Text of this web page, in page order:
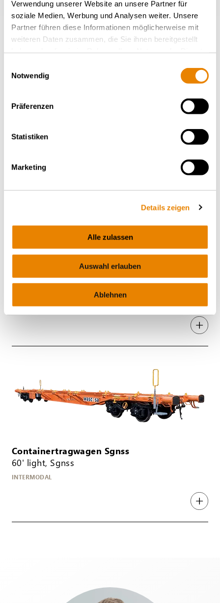
Verwendung unserer Website an unsere Partner für
soziale Medien, Werbung und Analysen weiter. Unsere
Partner führen diese Informationen möglicherweise mit
weiteren Daten zusammen, die Sie ihnen bereitgestellt
Notwendig
Präferenzen
Statistiken
Marketing
Details zeigen
Alle zulassen
Auswahl erlauben
Ablehnen
Containertragwagen Sggmrss
INTERMODAL
Doppeltaschenwagen Sdggmrs(s)
T2000, Sdggmrs(s)
Containertragwagen Sgnss
60' light, Sgnss
INTERMODAL